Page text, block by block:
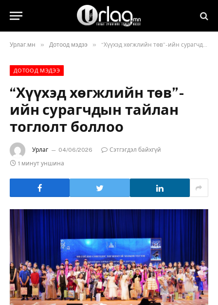
Урлаг.мн » Дотоод мэдээ » “Хүүхэд хөгжлийн төв”-ийн сурагчдын тайлан тоглолт боллоо
ДОТООД МЭДЭЭ
“Хүүхэд хөгжлийн төв”-
ийн сурагчдын тайлан
тоглолт боллоо
Урлаг 04/06/2026
Сэтгэгдэл байхгүй
1 минут уншина